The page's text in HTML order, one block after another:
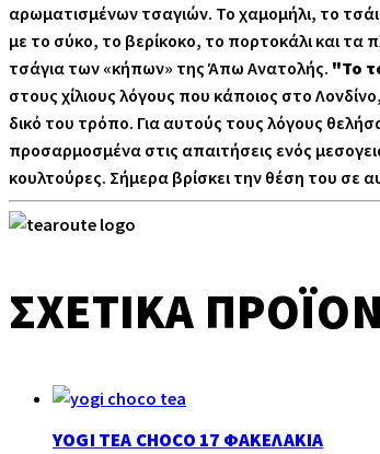
αρωματισμένων τσαγιών. Το χαμομήλι, το
με το σύκο, το βερίκοκο, το πορτοκάλι και
τσάγια των «κήπων» της Άπω Ανατολής. "Το
στους χίλιους λόγους που κάποιος στο
δικό του τρόπο. Για αυτούς τους λόγους
προσαρμοσμένα στις απαιτήσεις ενός
κουλτούρες. Σήμερα βρίσκει την θέση του σε
ΣΧΕΤΙΚΆ
YOGI TEA CHOCO 17 ΦΑΚΕΛΆΚΙΑ